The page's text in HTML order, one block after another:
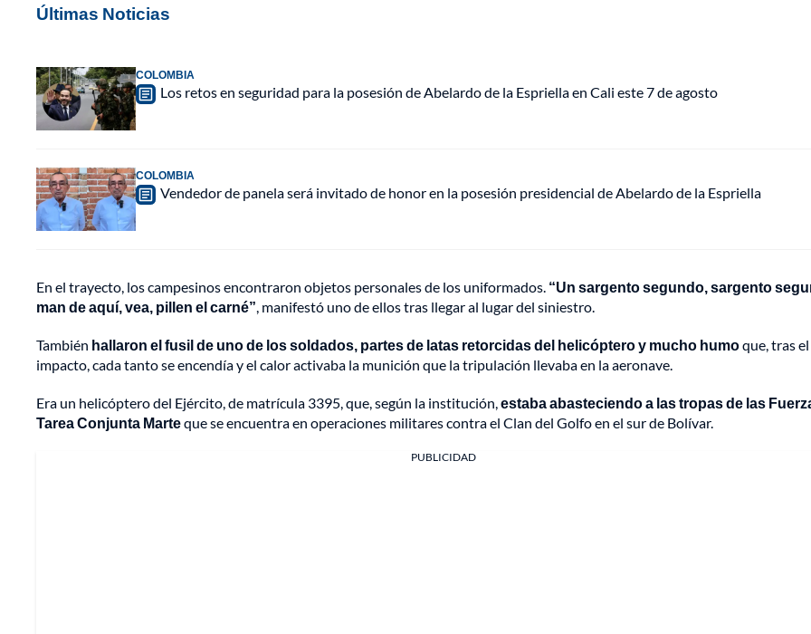
Últimas Noticias
COLOMBIA
Los retos en seguridad para la posesión de Abelardo de la Espriella en Cali este 7 de agosto
COLOMBIA
Vendedor de panela será invitado de honor en la posesión presidencial de Abelardo de la Espriella
En el trayecto, los campesinos encontraron objetos personales de los uniformados. “Un sargento segundo, sargento
man de aquí, vea, pillen el carné”, manifestó uno de ellos tras llegar al lugar del siniestro.
También hallaron el fusil de uno de los soldados, partes de latas retorcidas del helicóptero y mucho humoque, tras el
impacto, cada tanto se encendía y el calor activaba la munición que la tripulación llevaba en la aeronave.
Era un helicóptero del Ejército, de matrícula 3395, que, según la institución,estaba abasteciendo a las tropas de las
Tarea Conjunta Marteque se encuentra en operaciones militares contra el Clan del Golfo en el sur de Bolívar.
PUBLICIDAD